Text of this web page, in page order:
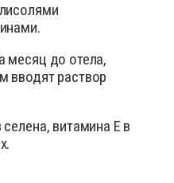
месяц до отела,
вводят раствор
витамина Е в